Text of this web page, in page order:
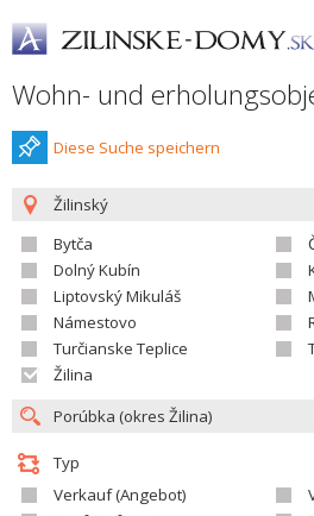
Wohn- und
Diese Suche speichern
Žilinský
Bytča
Dolný Kubín
Liptovský Mikuláš
Námestovo
Turčianske Teplice
Žilina
Typ
Verkauf (Angebot)